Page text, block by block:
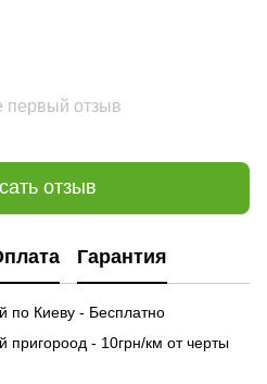
первый отзыв
отзыв
Гарантия
по Киеву - Бесплатно
пригороод - 10грн/км от черты